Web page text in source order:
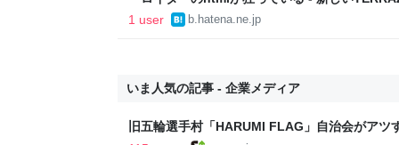
1 user
b.hatena.ne.jp
いま人気の記事 - 企業メディア
旧五輪選手村「HARUMI FLAG」自治会がアツ